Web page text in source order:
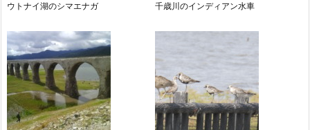
ウトナイ湖のシマエナガ 千歳川のインディアン水車